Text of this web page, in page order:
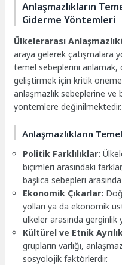
Anlaşmazlıkların
Giderme Yöntemleri
Ülkelerarası
araya gelerek çatışmalara
temel sebeplerini anlamak,
geliştirmek için kritik öneme
anlaşmazlık sebeplerine ve
yöntemlere değinilmektedir.
Anlaşmazlıkların
Politik Farklılıklar:
biçimleri arasındaki
başlıca sebepleri arasında
Ekonomik Çıkarlar:
yolları ya da ekonomik
ülkeler arasında gerginlik
Kültürel ve Etnik
grupların varlığı,
sosyolojik faktörlerdir.